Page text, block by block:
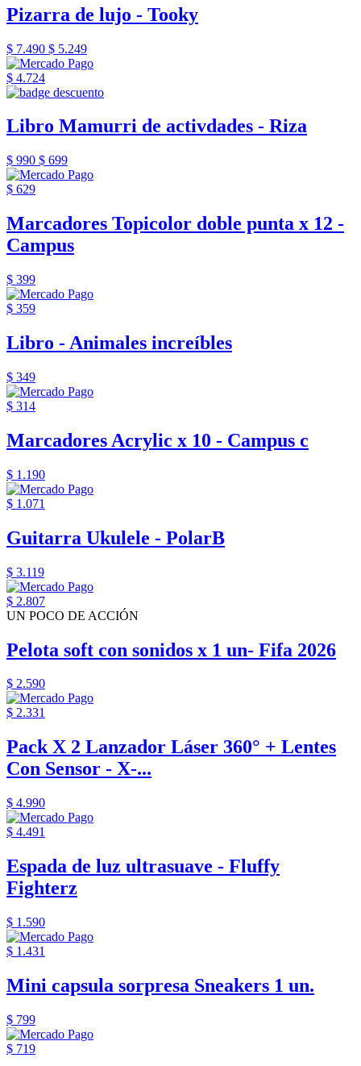
Pizarra de lujo - Tooky
$ 7.490 $ 5.249
$ 4.724
Libro Mamurri de activdades - Riza
$ 990 $ 699
$ 629
Marcadores Topicolor doble punta x 12 -
Campus
$ 399
$ 359
Libro - Animales increíbles
$ 349
$ 314
Marcadores Acrylic x 10 - Campus c
$ 1.190
$ 1.071
Guitarra Ukulele - PolarB
$ 3.119
$ 2.807
UN POCO DE ACCIÓN
Pelota soft con sonidos x 1 un- Fifa 2026
$ 2.590
$ 2.331
Pack X 2 Lanzador Láser 360° + Lentes
Con Sensor - X-...
$ 4.990
$ 4.491
Espada de luz ultrasuave - Fluffy
Fighterz
$ 1.590
$ 1.431
Mini capsula sorpresa Sneakers 1 un.
$ 799
$ 719